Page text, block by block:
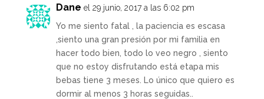
Dane el 29 junio, 2017 a las 6:02 pm
Yo me siento fatal , la paciencia es escasa
,siento una gran presión por mi familia en
hacer todo bien, todo lo veo negro , siento
que no estoy disfrutando está etapa mis
bebas tiene 3 meses. Lo único que quiero es
dormir al menos 3 horas seguidas..